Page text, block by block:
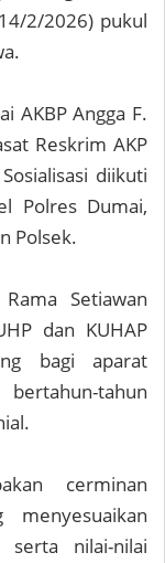
2/2026) pukul
AKBP Angga F.
Reskrim AKP
diikuti
Polres Dumai,
Polsek.
Setiawan
dan KUHAP
bagi aparat
tahun
cerminan
serta nilai-nilai